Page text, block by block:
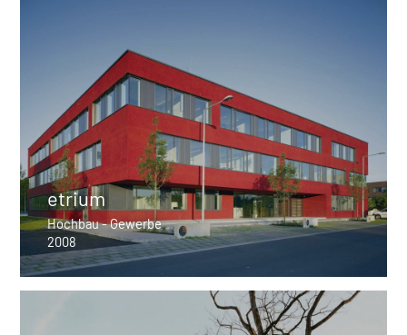
etrium
Hochbau - Gewerbe
2008